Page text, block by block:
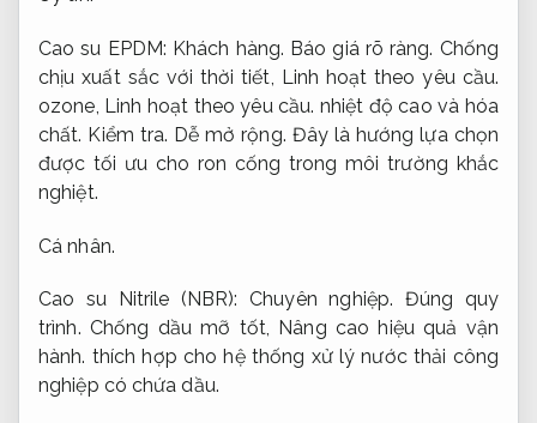
Cao su EPDM: Khách hàng. Báo giá rõ ràng. Chống
chịu xuất sắc với thời tiết, Linh hoạt theo yêu cầu.
ozone, Linh hoạt theo yêu cầu. nhiệt độ cao và hóa
chất. Kiểm tra. Dễ mở rộng. Đây là hướng lựa chọn
được tối ưu cho ron cống trong môi trường khắc
nghiệt.
Cá nhân.
Cao su Nitrile (NBR):Chuyên nghiệp. Đúng quy
trình. Chống dầu mỡ tốt, Nâng cao hiệu quả vận
hành. thích hợp cho hệ thống xử lý nước thải công
nghiệp có chứa dầu.